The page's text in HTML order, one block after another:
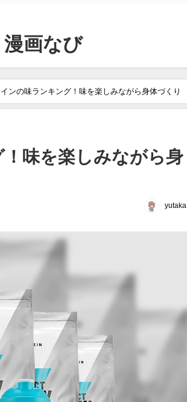
画なび
ンの味ランキング！味を楽しみながら身体づくり
味を楽しみながら身
yutaka